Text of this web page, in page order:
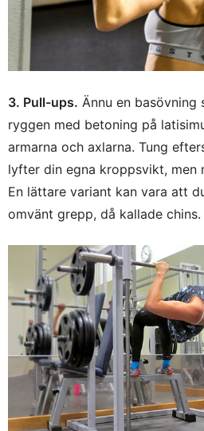
3. Pull-ups. Ännu en basövning
ryggen med betoning på
armarna och axlarna. Tung
lyfter din egna kroppsvikt, men
En lättare variant kan vara att
omvänt grepp, då kallade chins.